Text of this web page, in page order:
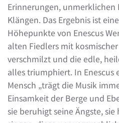
Erinnerungen,
Klängen. Das Ergebnis ist
Höhepunkte von Enescus
alten Fiedlers mit
verschmilzt und die edle,
alles triumphiert. In Enescus
Mensch „trägt die Musik
Einsamkeit der Berge und
sie beruhigt seine Ängste,